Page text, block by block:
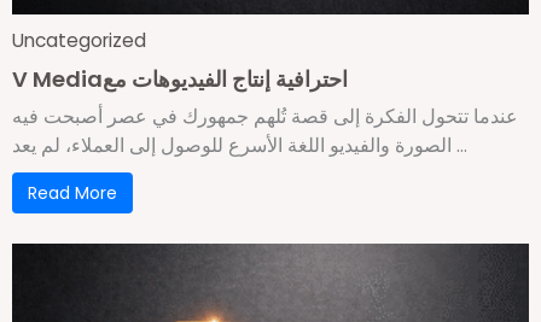
Uncategorized
V Mediaاحترافية إنتاج الفيديوهات مع
عندما تتحول الفكرة إلى قصة تُلهم جمهورك في عصر أصبحت فيه
الصورة والفيديو اللغة الأسرع للوصول إلى العملاء، لم يعد ...
Read More